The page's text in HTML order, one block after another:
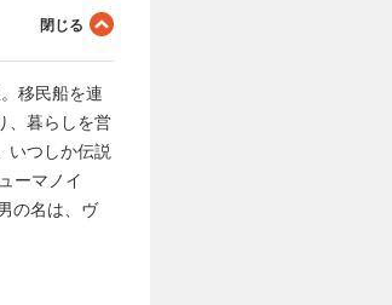
移民船を連
、暮らしを営
いつしか伝説
ーマノイ
の名は、ヴ